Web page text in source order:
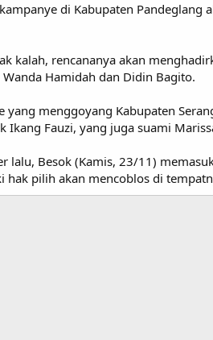
di Kabupaten Pandeglang
kalah, rencananya akan
Hamidah dan Didin Bagito.
menggoyang Kabupaten
Fauzi, yang juga suami
lalu, Besok (Kamis, 23/11)
pilih akan mencoblos di